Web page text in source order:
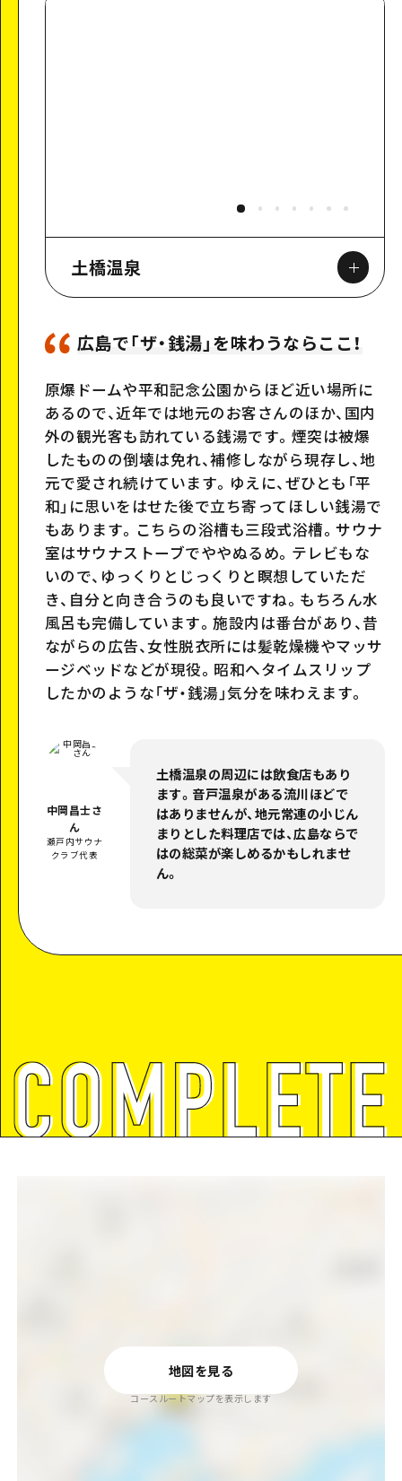
土橋温泉
広島で「ザ・銭湯」を味わうならここ！
原爆ドームや平和記念公園からほど近い場所に
あるので、近年では地元のお客さんのほか、国内
外の観光客も訪れている銭湯です。煙突は被爆
したものの倒壊は免れ、補修しながら現存し、地
元で愛され続けています。ゆえに、ぜひとも「平
和」に思いをはせた後で立ち寄ってほしい銭湯で
もあります。こちらの浴槽も三段式浴槽。サウナ
室はサウナストーブでややぬるめ。テレビもな
いので、ゆっくりとじっくりと瞑想していただ
き、自分と向き合うのも良いですね。もちろん水
風呂も完備しています。施設内は番台があり、昔
ながらの広告、女性脱衣所には髪乾燥機やマッサ
ージベッドなどが現役。昭和へタイムスリップ
したかのような「ザ・銭湯」気分を味わえます。
中岡昌士さ
ん
瀬戸内サウナ
クラブ代表
土橋温泉の周辺には飲食店もあり
ます。音戸温泉がある流川ほどで
はありませんが、地元常連の小じん
まりとした料理店では、広島ならで
はの総菜が楽しめるかもしれませ
ん。
地図を見る
コースルートマップを表示します